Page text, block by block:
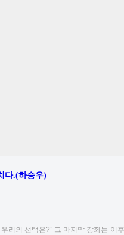
다.(하승우)
리의 선택은?” 그 마지막 강좌는 이